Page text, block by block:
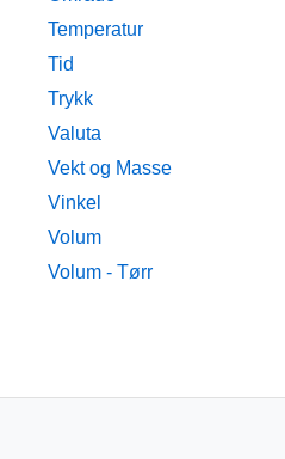
Temperatur
Tid
Trykk
Valuta
Vekt og Masse
Vinkel
Volum
Volum - Tørr